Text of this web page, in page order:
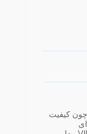
چون کیفیت